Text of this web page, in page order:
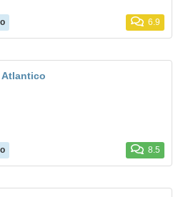
6.9
Atlantico
8.5